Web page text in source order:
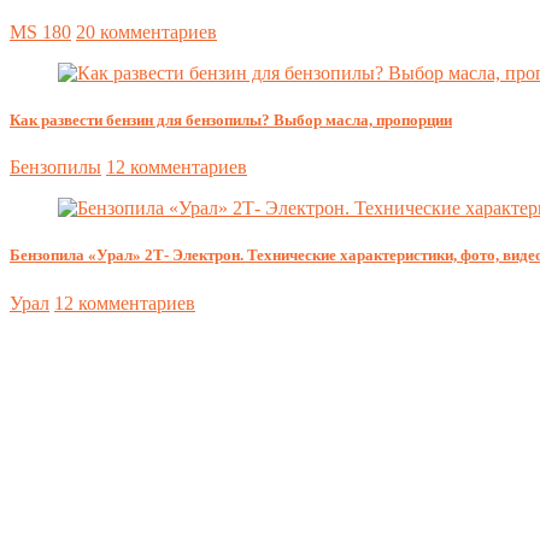
MS 180 20 комментариев
Как развести бензин для бензопилы? Выбор масла, пропорции
Бензопилы 12 комментариев
Бензопила «Урал» 2Т- Электрон. Технические характеристики, фото,
Урал 12 комментариев